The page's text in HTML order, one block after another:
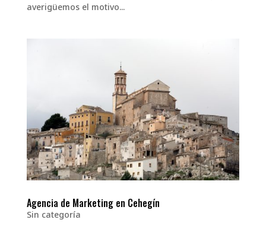
averigüemos el motivo...
Agencia de Marketing en Cehegín
Sin categoría